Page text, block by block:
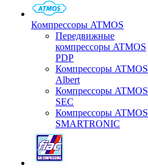
Компрессоры ATMOS
Передвижные
компрессоры ATMOS
PDP
Компрессоры ATMOS
Albert
Компрессоры ATMOS
SEC
Компрессоры ATMOS
SMARTRONIC